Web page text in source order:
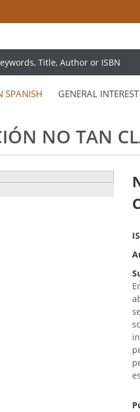
SPANISH GENERAL INTEREST
NO TAN